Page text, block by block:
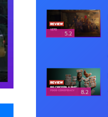
Messenger
5.2
8.2